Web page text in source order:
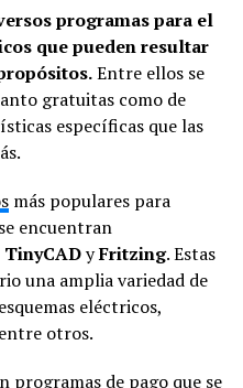
programas para el
que pueden resultar
Entre ellos se
gratuitas como de
específicas que las
más populares para
encuentran
TinyCADyFritzing. Estas
una amplia variedad de
eléctricos,
otros.
de pago que se